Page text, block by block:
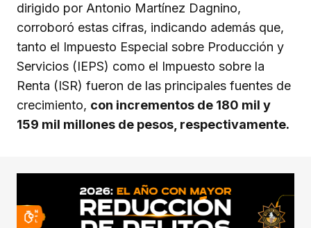
dirigido por Antonio Martínez Dagnino,
corroboró estas cifras, indicando además que,
tanto el Impuesto Especial sobre Producción y
Servicios (IEPS) como el Impuesto sobre la
Renta (ISR) fueron de las principales fuentes de
crecimiento, con incrementos de 180 mil y
159 mil millones de pesos, respectivamente.